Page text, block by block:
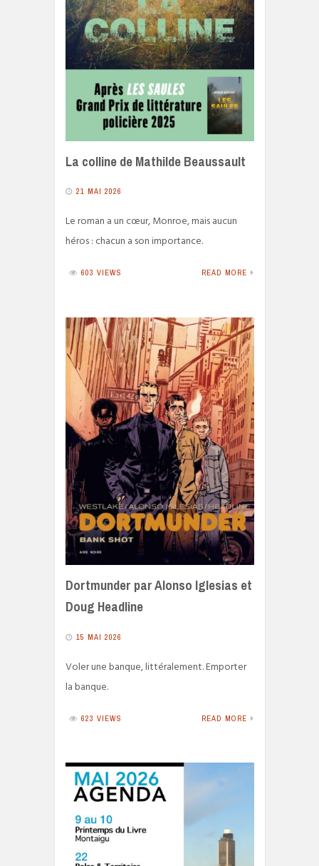
La colline de Mathilde Beaussault
21 MAI 2026
Le roman a un cœur, Monroe, mais aucun
héros : chacun a son importance.
603 VIEWS READ MORE
Dortmunder par Alonso Iglesias et
Doug Headline
15 MAI 2026
Voler une banque, littéralement. Emporter
la banque.
623 VIEWS READ MORE